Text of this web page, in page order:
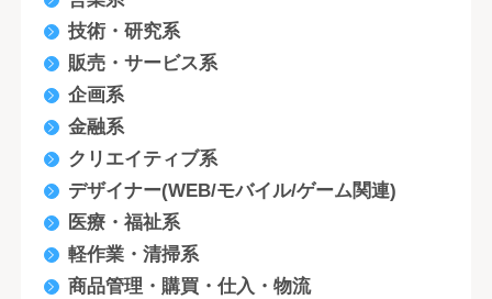
技術・研究系
販売・サービス系
企画系
金融系
クリエイティブ系
デザイナー(WEB/モバイル/ゲーム関連)
医療・福祉系
軽作業・清掃系
商品管理・購買・仕入・物流